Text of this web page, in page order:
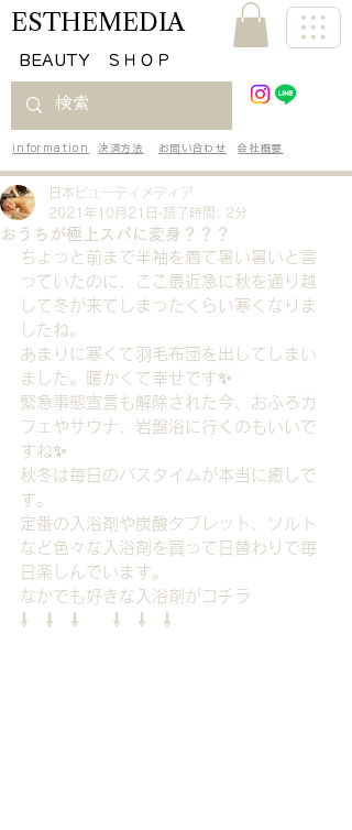
ESTHEMEDIA
​BEAUTY ＳＨＯＰ
information 決済方法 お問い合わせ 会社概要
おうちが極上スパに変身？？？
日本ビューティメディア
2021年10月21日
読了時間: 2分
ちょっと前まで半袖を着て暑い暑いと言
っていたのに、ここ最近急に秋を通り越
して冬が来てしまったくらい寒くなりま
したね。
あまりに寒くて羽毛布団を出してしまい
ました。暖かくて幸せです✨
緊急事態宣言も解除された今、おふろカ
フェやサウナ、岩盤浴に行くのもいいで
すね✨
秋冬は毎日のバスタイムが本当に癒しで
す。
定番の入浴剤や炭酸タブレット、ソルト
など色々な入浴剤を買って日替わりで毎
日楽しんでいます。
なかでも好きな入浴剤がコチラ
⇩　⇩　⇩　　⇩　⇩　⇩